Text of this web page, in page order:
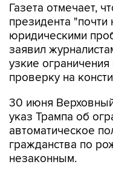
Газета отмечает,
президента "почти
юридическими
заявил
узкие ограничения
проверку на
30 июня
указ Трампа об
автоматическое
гражданства по
незаконным.